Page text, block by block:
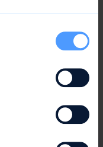
Agentur Hub
von
Hier geht's zu